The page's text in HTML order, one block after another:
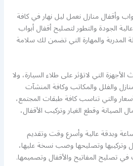
وأقفال منازل نعمل ليل نهار في كافة
الجودة والتطور لتصليح أقفال أبواب
المدربة والمهارة التي تضمن لك سلامة
التي لاتؤثر على طلاء السيارة، ولا
والفلل والمكاتب وكافة المنشآت
والتي تناسب كافة طبقات المجتمع،
الصيانة وقطع الغيار وتركيب الأقفال،
خدماتنا على مدار 24 ساعة وبدقة عالية وأسرع وقت وتقديم
وتركيبها وتصليحها وصب نسخة عليها،
تصليح المفاتيح والأقفال وتصميمها.